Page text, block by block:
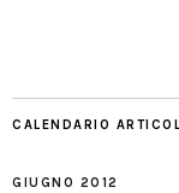
CALENDARIO ARTICOLI
GIUGNO 2012